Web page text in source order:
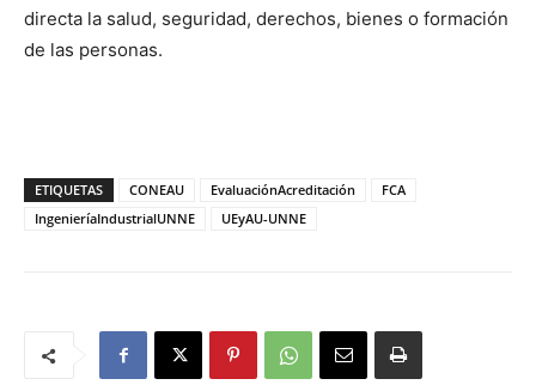
directa la salud, seguridad, derechos, bienes o formación
de las personas.
ETIQUETAS CONEAU EvaluaciónAcreditación
FCA
IngenieríaIndustrialUNNE
UEyAU-UNNE